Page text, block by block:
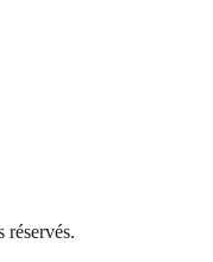
réservés.